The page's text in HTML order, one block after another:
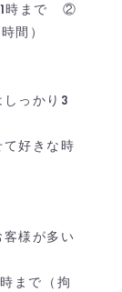
1時まで ②
間）
っかり3
好きな時
様が多い
まで（拘